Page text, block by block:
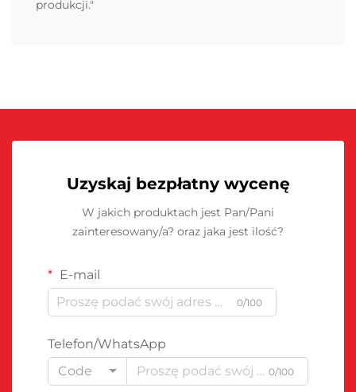
produkcji."
Uzyskaj bezpłatny wycenę
W jakich produktach jest Pan/Pani
zainteresowany/a? oraz jaka jest ilość?
E-mail
0/100
Telefon/WhatsApp
Code
0/100